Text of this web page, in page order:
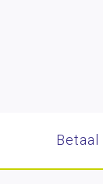
Betaal